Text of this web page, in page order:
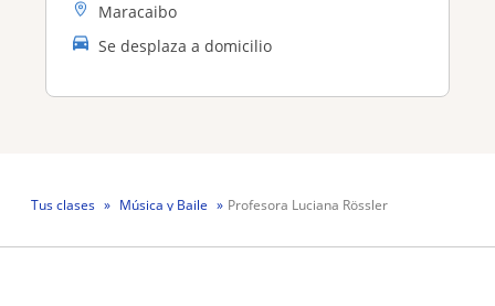
Maracaibo
Se desplaza a domicilio
Tus clases Música y Baile Profesora Luciana Rössler